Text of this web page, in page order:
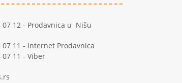
07 12 - Prodavnica u Nišu
07 11 - Internet Prodavnica
07 11 - Viber